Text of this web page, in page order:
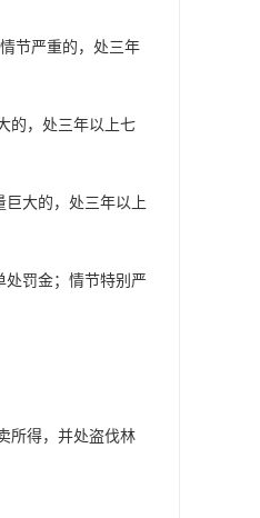
节严重的，处三年
的，处三年以上七
大的，处三年以上
罚金；情节特别严
所得，并处盗伐林